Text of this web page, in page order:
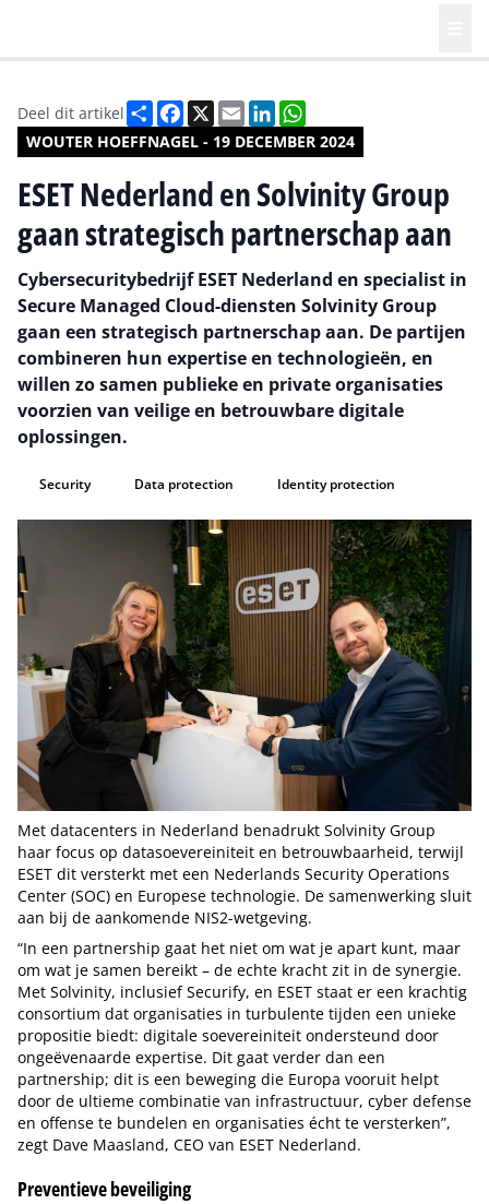
WOUTER HOEFFNAGEL - 19 DECEMBER 2024
Deel dit artikel DeelFacebook
X EmailLinkedIn
ESET Nederland en Solvinity Group
gaan strategisch partnerschap aan
Cybersecuritybedrijf ESET Nederland en specialist in
Secure Managed Cloud-diensten Solvinity Group
gaan een strategisch partnerschap aan. De partijen
combineren hun expertise en technologieën, en
willen zo samen publieke en private organisaties
voorzien van veilige en betrouwbare digitale
oplossingen.
Security Data protection Identity protection
Met datacenters in Nederland benadrukt Solvinity Group
haar focus op datasoevereiniteit en betrouwbaarheid, terwijl
ESET dit versterkt met een Nederlands Security Operations
Center (SOC) en Europese technologie. De samenwerking sluit
aan bij de aankomende NIS2-wetgeving.
“In een partnership gaat het niet om wat je apart kunt, maar
om wat je samen bereikt – de echte kracht zit in de synergie.
Met Solvinity, inclusief Securify, en ESET staat er een krachtig
consortium dat organisaties in turbulente tijden een unieke
propositie biedt: digitale soevereiniteit ondersteund door
ongeëvenaarde expertise. Dit gaat verder dan een
partnership; dit is een beweging die Europa vooruit helpt
door de ultieme combinatie van infrastructuur, cyber defense
en offense te bundelen en organisaties écht te versterken”,
zegt Dave Maasland, CEO van ESET Nederland.
Preventieve beveiliging